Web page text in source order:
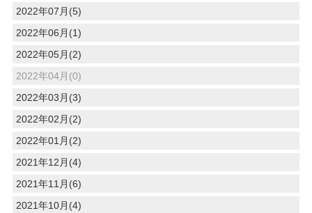
2022年07月(5)
2022年06月(1)
2022年05月(2)
2022年04月(0)
2022年03月(3)
2022年02月(2)
2022年01月(2)
2021年12月(4)
2021年11月(6)
2021年10月(4)